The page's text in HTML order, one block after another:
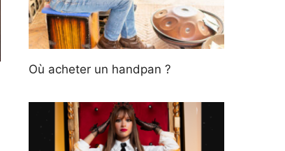
Où acheter un handpan ?